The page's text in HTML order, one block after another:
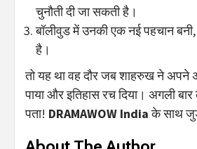
चुनौती दी जा सकती है।
बॉलीवुड में उनकी एक नई पहचान
है।
तो यह था वह दौर जब शाहरुख ने अपने
पाया और इतिहास रच दिया। अगली बार
पता! DRAMAWOW Indiaके साथ